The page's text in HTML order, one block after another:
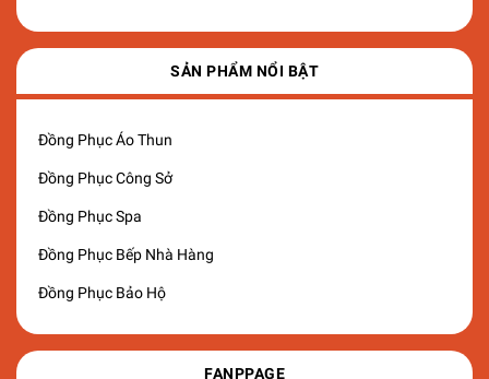
SẢN PHẨM NỔI BẬT
Đồng Phục Áo Thun
Đồng Phục Công Sở
Đồng Phục Spa
Đồng Phục Bếp Nhà Hàng
Đồng Phục Bảo Hộ
FANPPAGE